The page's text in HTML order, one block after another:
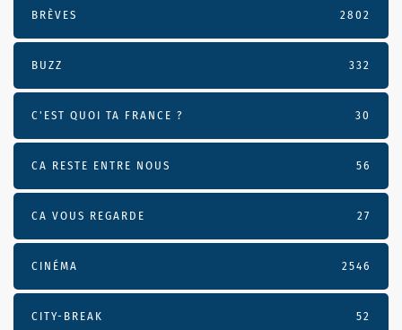
BRÈVES 2802
BUZZ 332
C'EST QUOI TA FRANCE ? 30
CA RESTE ENTRE NOUS 56
CA VOUS REGARDE 27
CINÉMA 2546
CITY-BREAK 52